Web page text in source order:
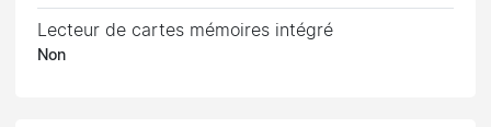
Lecteur de cartes mémoires intégré
Non